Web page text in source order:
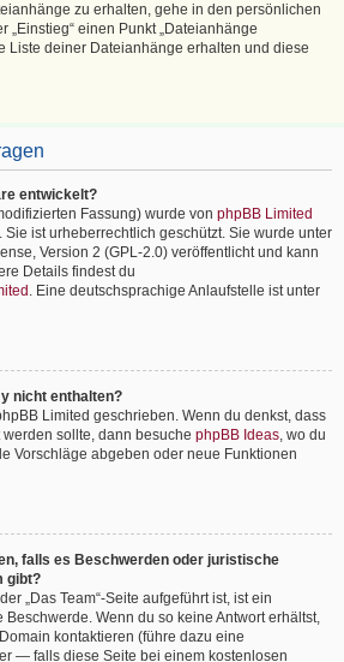
zu erhalten, gehe in den persönlichen
„Einstieg“ einen Punkt „Dateianhänge
Liste deiner Dateianhänge erhalten und diese
entwickelt?
Fassung) wurde von phpBB Limited
ist urheberrechtlich geschützt. Sie wurde unter
Version 2 (GPL-2.0) veröffentlicht und kann
Details findest du
. Eine deutschsprachige Anlaufstelle ist unter
nicht enthalten?
Limited geschrieben. Wenn du denkst, dass
sollte, dann besuche phpBB Ideas, wo du
Vorschläge abgeben oder neue Funktionen
falls es Beschwerden oder juristische
gibt?
„Das Team“-Seite aufgeführt ist, ist ein
Wenn du so keine Antwort erhältst,
kontaktieren (führe dazu eine
— falls diese Seite bei einem kostenlosen